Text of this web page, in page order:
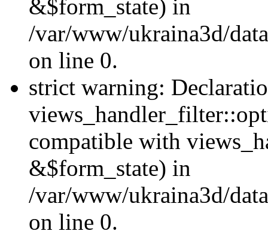
&$form_state) in
/var/www/ukraina3d/
on line 0.
strict warning:
compatible with
&$form_state) in
/var/www/ukraina3d/
on line 0.